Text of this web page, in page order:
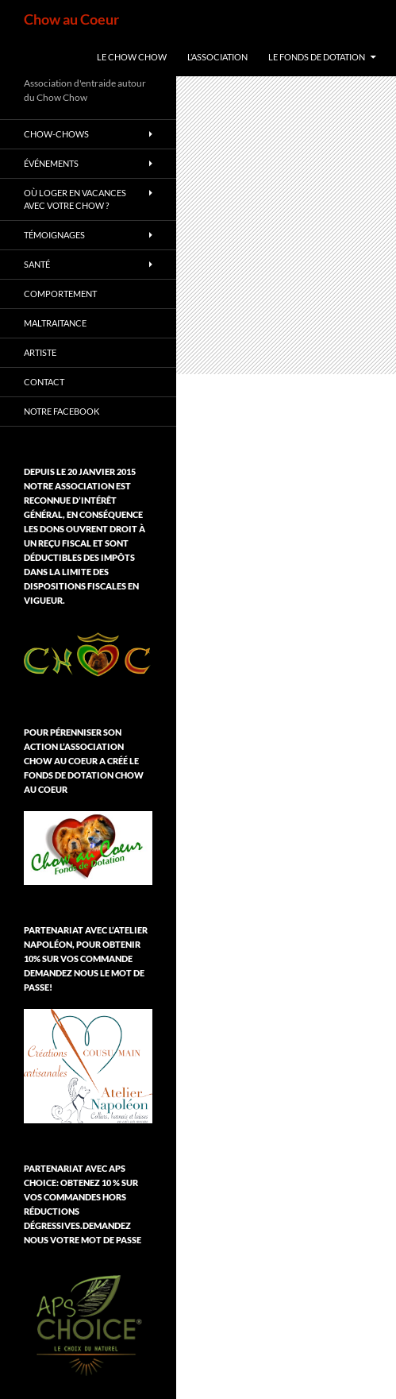
Chow au Coeur
LE CHOW CHOW L’ASSOCIATION LE FONDS DE DOTATION
Association d'entraide autour
du Chow Chow
CHOW-CHOWS
ÉVÉNEMENTS
OÙ LOGER EN VACANCES
AVEC VOTRE CHOW ?
TÉMOIGNAGES
SANTÉ
COMPORTEMENT
MALTRAITANCE
ARTISTE
CONTACT
NOTRE FACEBOOK
DEPUIS LE 20 JANVIER 2015
NOTRE ASSOCIATION EST
RECONNUE D’INTÉRÊT
GÉNÉRAL, EN CONSÉQUENCE
LES DONS OUVRENT DROIT À
UN REÇU FISCAL ET SONT
DÉDUCTIBLES DES IMPÔTS
DANS LA LIMITE DES
DISPOSITIONS FISCALES EN
VIGUEUR.
POUR PÉRENNISER SON
ACTION L’ASSOCIATION
CHOW AU COEUR A CRÉÉ LE
FONDS DE DOTATION CHOW
AU COEUR
PARTENARIAT AVEC L’ATELIER
NAPOLÉON, POUR OBTENIR
10% SUR VOS COMMANDE
DEMANDEZ NOUS LE MOT DE
PASSE!
PARTENARIAT AVEC APS
CHOICE: OBTENEZ 10 % SUR
VOS COMMANDES HORS
RÉDUCTIONS
DÉGRESSIVES.DEMANDEZ
NOUS VOTRE MOT DE PASSE